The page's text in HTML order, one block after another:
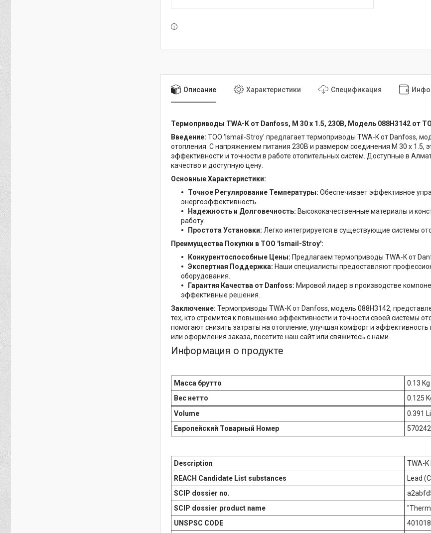
Описание Характеристики Спецификация
Термоприводы TWA-K от Danfoss, M 30 x 1.5, 230В, Модель 088H3142 от
Введение: ТОО 'Ismail-Stroy' предлагает термоприводы TWA-K от Danfoss,
отопления. С напряжением питания 230В и размером соединения M 30 x
эффективности и точности в работе отопительных систем. Доступные в
качество и доступную цену.
Основные Характеристики:
Точное Регулирование Температуры: Обеспечивает эффективное
энергоэффективность.
Надежность и Долговечность: Высококачественные материалы и
работу.
Простота Установки: Легко интегрируется в существующие системы
Преимущества Покупки в ТОО 'Ismail-Stroy':
Конкурентоспособные Цены: Предлагаем термоприводы TWA-K от
Экспертная Поддержка: Наши специалисты предоставляют
оборудования.
Гарантия Качества от Danfoss: Мировой лидер в производстве
эффективные решения.
Заключение: Термоприводы TWA-K от Danfoss, модель 088H3142,
тех, кто стремится к повышению эффективности и точности своей системы
помогают снизить затраты на отопление, улучшая комфорт и
или оформления заказа, посетите наш сайт или свяжитесь с нами.
Информация о продукте
Масса брутто
0.13 Kg
Вес нетто
0.125
Volume
0.391
Европейский Товарный Номер
Description
TWA-K
REACH Candidate List substances
Lead
SCIP dossier no.
SCIP dossier product name
UNSPSC CODE